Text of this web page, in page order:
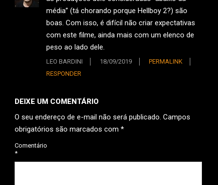
média” (tá chorando porque Hellboy 2?) são
boas. Com isso, é difícil não criar expectativas
com este filme, ainda mais com um elenco de
peso ao lado dele.
LEO BARDINI 18/09/2019
PERMALINK
RESPONDER
DEIXE UM COMENTÁRIO
O seu endereço de e-mail não será publicado. Campos
obrigatórios são marcados com *
Comentário
*